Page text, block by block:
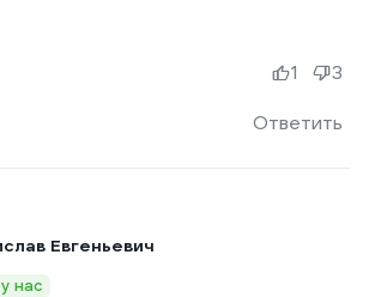
Ответить
1 3
Евгеньевич
нас